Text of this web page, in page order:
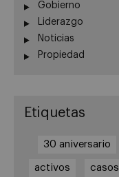
Gobierno
Liderazgo
Noticias
Propiedad
Etiquetas
30 aniversario
activos casos